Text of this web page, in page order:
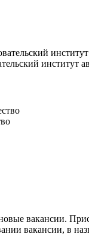
институт
вакансии.
вакансии, в